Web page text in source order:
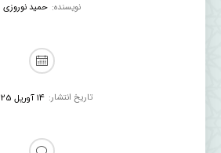
نویسنده: حمید نوروزی
تاریخ انتشار: 14 آوریل 2025